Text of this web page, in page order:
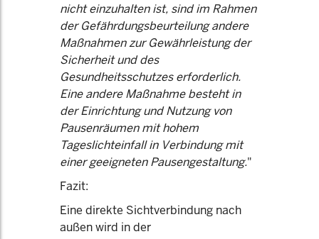
nicht einzuhalten ist, sind im Rahmen
der Gefährdungsbeurteilung andere
Maßnahmen zur Gewährleistung der
Sicherheit und des
Gesundheitsschutzes erforderlich.
Eine andere Maßnahme besteht in
der Einrichtung und Nutzung von
Pausenräumen mit hohem
Tageslichteinfall in Verbindung mit
einer geeigneten Pausengestaltung."
Fazit:
Eine direkte Sichtverbindung nach
außen wird in der